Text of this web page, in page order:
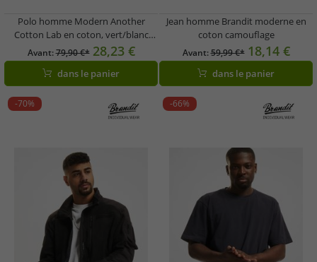
Polo homme Modern Another
Cotton Lab en coton, vert/blanc
crème
Avant:79,90 €* 28,23 €
dans le panier
Jean homme Brandit moderne en
coton camouflage
Avant:59,99 €* 18,14 €
dans le panier
-70% -66%